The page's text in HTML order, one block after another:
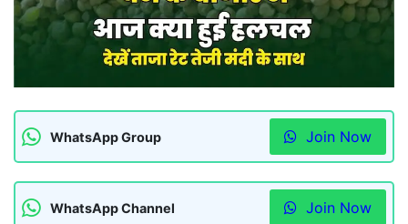
WhatsApp Group Join Now
WhatsApp Channel Join Now